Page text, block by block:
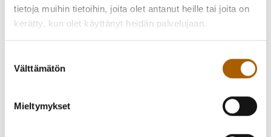
tietoja muihin tietoihin, joita olet antanut heille tai joita on
kerätty, kun olet käyttänyt heidän palvelujaan.
valinta
Välttämätön
Mieltymykset
Yhteystiedot löytyvät Tyrnävän kunnan verkkosivuilta mm.
sosiaali- ja terveyspalveluiden osiosta
alta tyrnava.fi/terveyskeskus että sosiaalipäivystyksen ja
muiden sosiaalipalveluiden alta: tyrnava.fi/sosiaalipalvelut
Asiakkuudet, asiakastiedot ja ajanvaraukset siirtyvät